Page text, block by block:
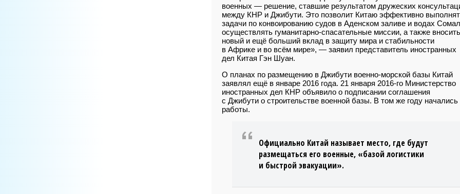
военных — решение, ставшие результатом дружеских
между КНР и Джибути. Это позволит Китаю эффективно
задачи по конвоированию судов в Аденском заливе и водах
осуществлять гуманитарно-спасательные миссии, а также вносить
новый и ещё больший вклад в защиту мира и стабильности
в Африке и во всём мире», — заявил представитель иностранных
дел Китая Гэн Шуан.
О планах по размещению в Джибути военно-морской базы Китай
заявлял ещё в январе 2016 года. 21 января 2016-го Министерство
иностранных дел КНР объявило о подписании соглашения
с Джибути о строительстве военной базы. В том же году начались
работы.
Официально Китай называет место, где будут
размещаться его военные, «базой логистики
и быстрой эвакуации».